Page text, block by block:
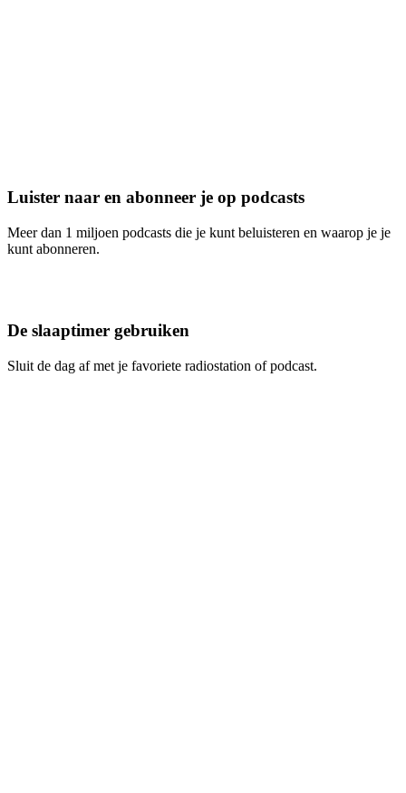
Luister naar en abonneer je op podcasts
Meer dan 1 miljoen podcasts die je kunt beluisteren en waarop je je
kunt abonneren.
De slaaptimer gebruiken
Sluit de dag af met je favoriete radiostation of podcast.